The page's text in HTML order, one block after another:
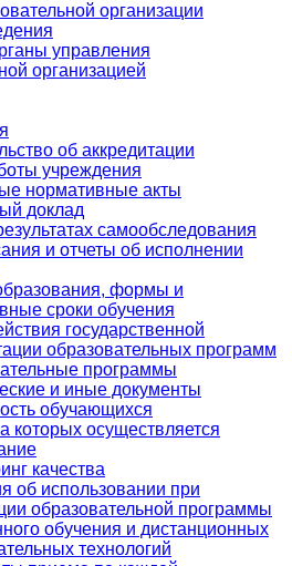
организации
управления
организацией
об аккредитации
учреждения
нормативные акты
доклад
самообследования
и отчеты об исполнении
формы и
сроки обучения
государственной
образовательных программ
программы
и иные документы
обучающихся
которых осуществляется
качества
об использовании при
образовательной программы
обучения и дистанционных
технологий